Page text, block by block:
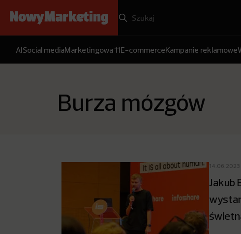
AISocial mediaMarketingowa 11E-commerceKampanie reklamowe
Burza mózgów
14.06.2023
Jakub